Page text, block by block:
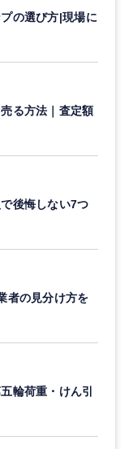
の選び方|現場に
る方法｜査定額
後悔しない7つ
者の見分け方を
輪荷重・けん引